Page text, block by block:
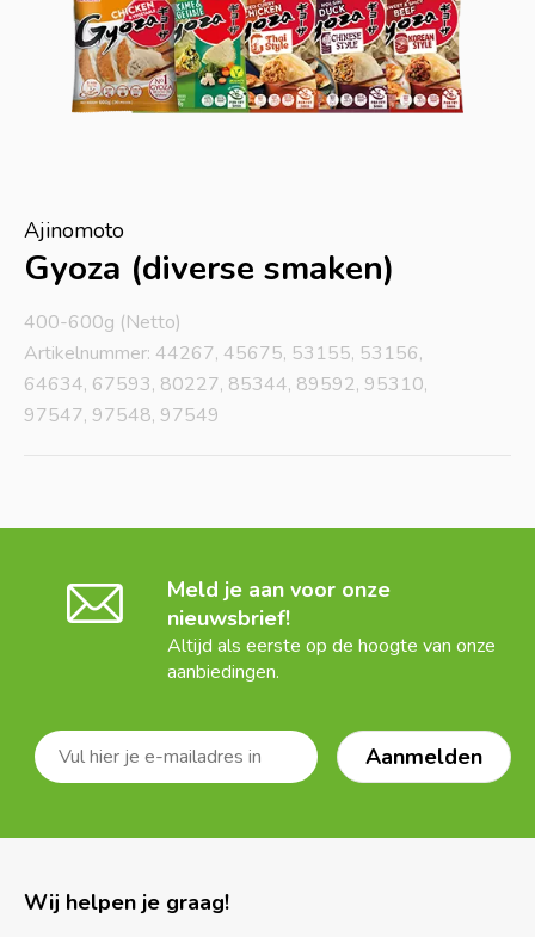
Ajinomoto
Gyoza (diverse smaken)
400-600g (Netto)
Artikelnummer: 44267, 45675, 53155, 53156,
64634, 67593, 80227, 85344, 89592, 95310,
97547, 97548, 97549
Meld je aan voor onze
nieuwsbrief!
Altijd als eerste op de hoogte van onze
aanbiedingen.
Wij helpen je graag!